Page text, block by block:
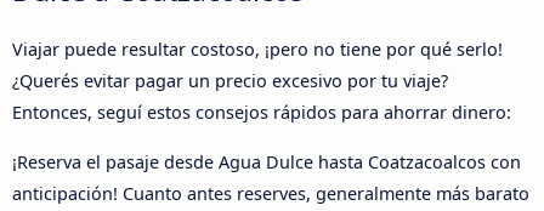
Viajar puede resultar costoso, ¡pero no tiene por qué serlo!
¿Querés evitar pagar un precio excesivo por tu viaje?
Entonces, seguí estos consejos rápidos para ahorrar dinero:
¡Reserva el pasaje desde Agua Dulce hasta Coatzacoalcos con
anticipación! Cuanto antes reserves, generalmente más barato